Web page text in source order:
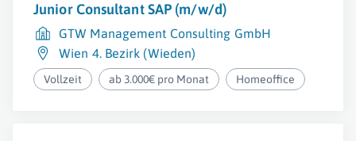
Junior Consultant SAP (m/w/d)
GTW Management Consulting GmbH
Wien 4. Bezirk (Wieden)
Vollzeit ab 3.000€ pro Monat Homeoffice